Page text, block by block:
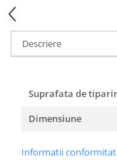
Descriere
Suprafata de
Dimensiune
Informatii